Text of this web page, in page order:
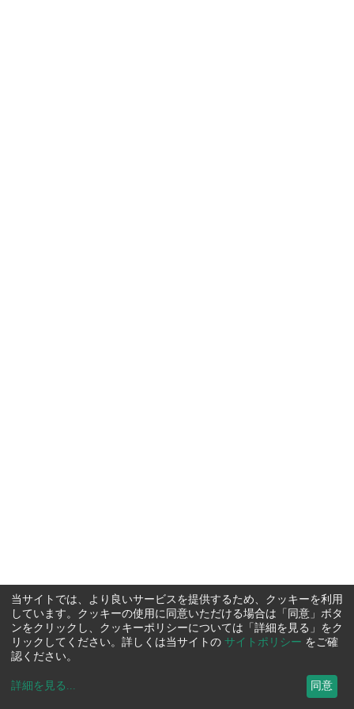
当サイトでは、より良いサービスを提供するため、クッキーを利用
しています。クッキーの使用に同意いただける場合は「同意」ボタ
ンをクリックし、クッキーポリシーについては「詳細を見る」をク
リックしてください。詳しくは当サイトの サイトポリシー をご確
認ください。
詳細を見る ... 同意